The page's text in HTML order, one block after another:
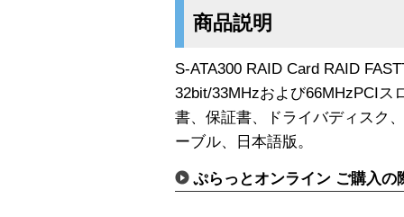
商品説明
S-ATA300 RAID Card RAID
32bit/33MHzおよび66MHzPCIス
書、保証書、ドライバディスク
ーブル、日本語版。
ぷらっとオンライン ご購入の